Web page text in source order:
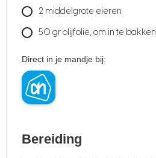
2 middelgrote eieren
50 grolijfolie, om in te bakken
Direct in je mandje bij:
Bereiding